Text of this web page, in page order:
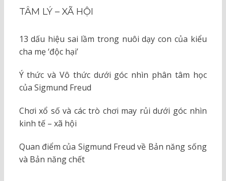
TÂM LÝ – XÃ HỘI
13 dấu hiệu sai lầm trong nuôi dạy con của kiểu
cha mẹ ‘độc hại’
Ý thức và Vô thức dưới góc nhìn phân tâm học
của Sigmund Freud
Chơi xổ số và các trò chơi may rủi dưới góc nhìn
kinh tế – xã hội
Quan điểm của Sigmund Freud về Bản năng sống
và Bản năng chết